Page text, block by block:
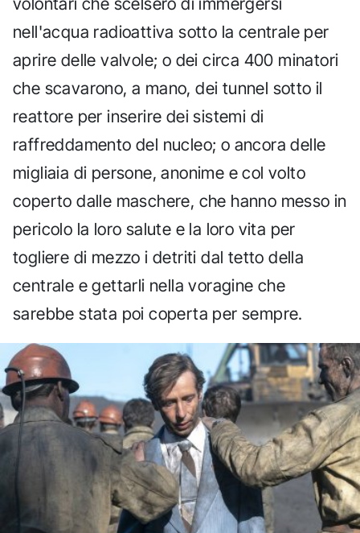
nell'acqua radioattiva sotto la centrale per
aprire delle valvole; o dei circa 400 minatori
che scavarono, a mano, dei tunnel sotto il
reattore per inserire dei sistemi di
raffreddamento del nucleo; o ancora delle
migliaia di persone, anonime e col volto
coperto dalle maschere, che hanno messo in
pericolo la loro salute e la loro vita per
togliere di mezzo i detriti dal tetto della
centrale e gettarli nella voragine che
sarebbe stata poi coperta per sempre.